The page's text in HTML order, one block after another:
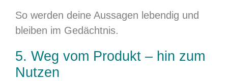
So werden deine Aussagen lebendig und
bleiben im Gedächtnis.
5. Weg vom Produkt – hin zum
Nutzen